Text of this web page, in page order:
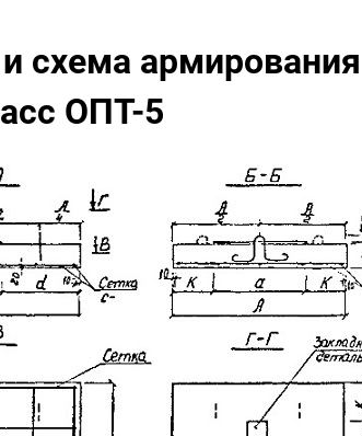
схема
ОПТ-5